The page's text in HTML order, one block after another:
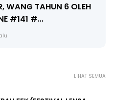
WANG TAHUN 6 OLEH
#141 #...
LIHAT SEMUA